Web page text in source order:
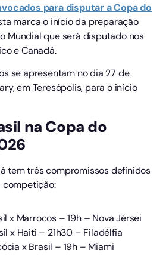
para disputar a Copa do
marca o início da preparação
Mundial que será disputado nos
e Canadá.
se apresentam no dia 27 de
em Teresópolis, para o início
na Copa do
tem três compromissos definidos
competição:
x Marrocos – 19h – Nova Jérsei
x Haiti – 21h30 – Filadélfia
x Brasil – 19h – Miami